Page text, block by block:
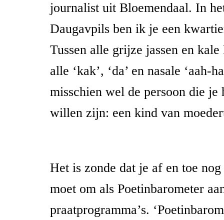
journalist uit Bloemendaal. In
Daugavpils ben ik je een
Tussen alle grijze jassen en kale
alle ‘kak’, ‘da’ en nasale ‘aah-
misschien wel de persoon die je
willen zijn: een kind van
Het is zonde dat je af en toe
moet om als Poetinbarometer
praatprogramma’s.